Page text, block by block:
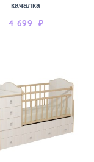
качалка
4 699 ₽